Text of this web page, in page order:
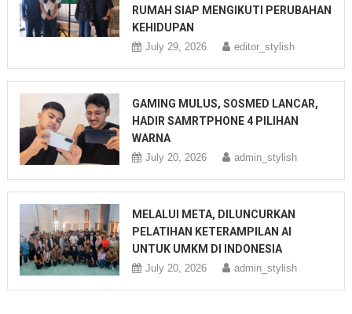
RUMAH SIAP MENGIKUTI PERUBAHAN
KEHIDUPAN
July 29, 2026 editor_stylish
GAMING MULUS, SOSMED LANCAR,
HADIR SAMRTPHONE 4 PILIHAN
WARNA
July 20, 2026 admin_stylish
MELALUI META, DILUNCURKAN
PELATIHAN KETERAMPILAN AI
UNTUK UMKM DI INDONESIA
July 20, 2026 admin_stylish